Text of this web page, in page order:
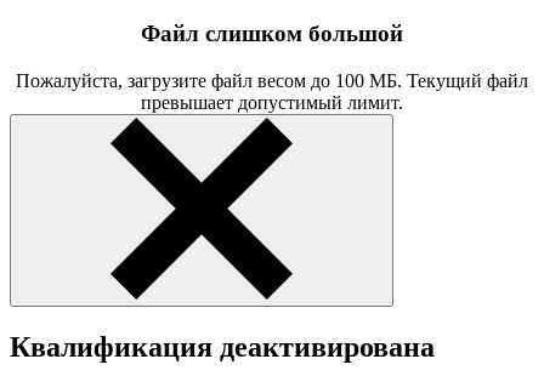
Файл слишком большой
Пожалуйста, загрузите файл весом до 100 МБ. Текущий файл
превышает допустимый лимит.
Квалификация деактивирована